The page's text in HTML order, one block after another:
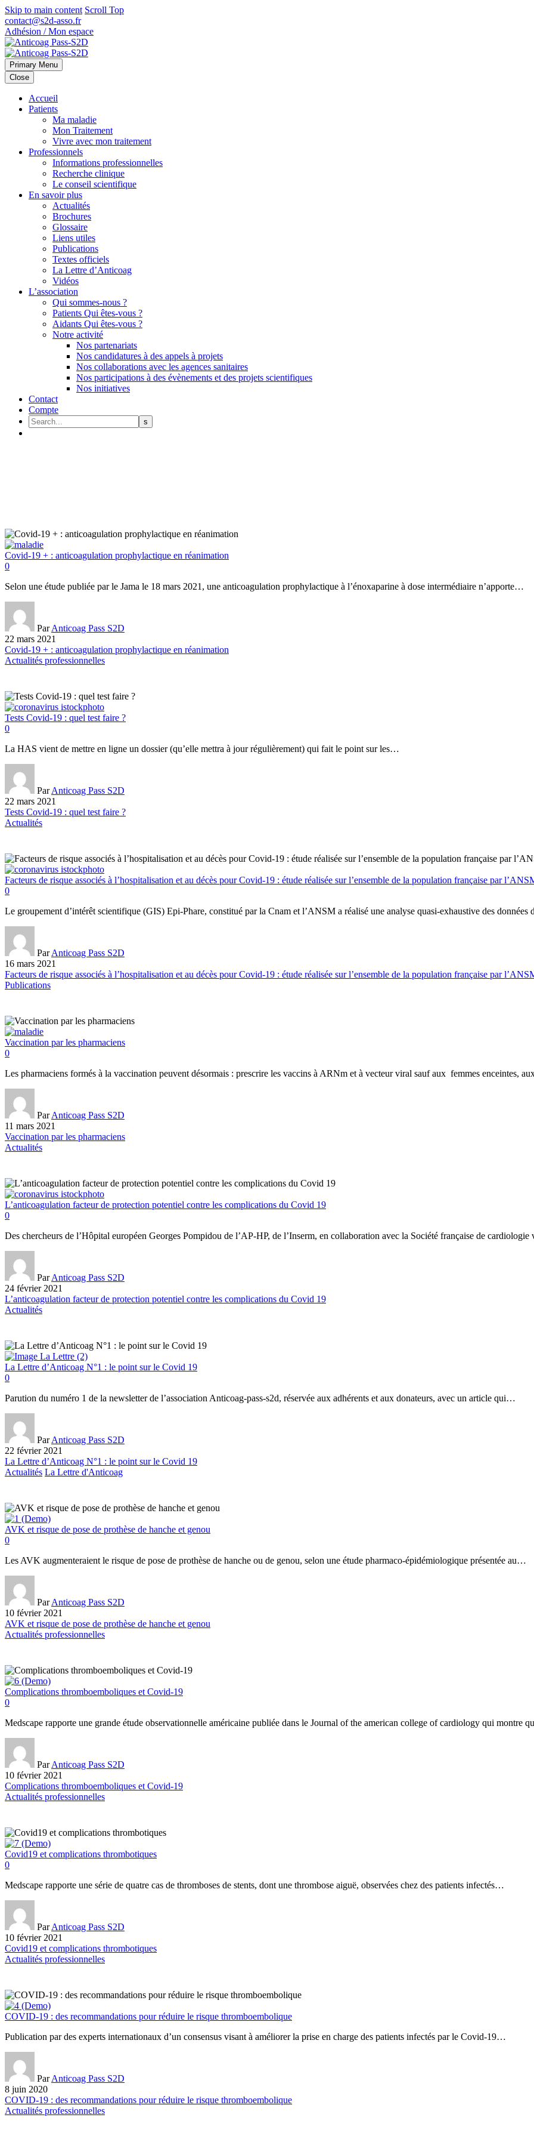
Skip to main content Scroll Top
contact@s2d-asso.fr
Adhésion / Mon espace
Primary Menu
Close
Accueil
Patients
Ma maladie
Mon Traitement
Vivre avec mon traitement
Professionnels
Informations professionnelles
Recherche clinique
Le conseil scientifique
En savoir plus
Actualités
Brochures
Glossaire
Liens utiles
Publications
Textes officiels
La Lettre d’Anticoag
Vidéos
L’association
Qui sommes-nous ?
Patients Qui êtes-vous ?
Aidants Qui êtes-vous ?
Notre activité
Nos partenariats
Nos candidatures à des appels à projets
Nos collaborations avec les agences sanitaires
Nos participations à des évènements et des projets scientifiques
Nos initiatives
Contact
Compte
Covid-19 + : anticoagulation prophylactique en réanimation
0
Selon une étude publiée par le Jama le 18 mars 2021, une anticoagulation prophylactique à l’énoxaparine à dose intermédiaire n’apporte…
ParAnticoag Pass S2D
22 mars 2021
Covid-19 + : anticoagulation prophylactique en réanimation
Actualités professionnelles
Tests Covid-19 : quel test faire ?
0
La HAS vient de mettre en ligne un dossier (qu’elle mettra à jour régulièrement) qui fait le point sur les…
ParAnticoag Pass S2D
22 mars 2021
Tests Covid-19 : quel test faire ?
Actualités
Facteurs de risque associés à l’hospitalisation et au décès pour Covid-19 : étude réalisée sur l’ensemble de la population française par
0
Le groupement d’intérêt scientifique (GIS) Epi-Phare, constitué par la Cnam et l’ANSM a réalisé une analyse quasi-exhaustive des données
ParAnticoag Pass S2D
16 mars 2021
Facteurs de risque associés à l’hospitalisation et au décès pour Covid-19 : étude réalisée sur l’ensemble de la population française par
Publications
Vaccination par les pharmaciens
0
Les pharmaciens formés à la vaccination peuvent désormais : prescrire les vaccins à ARNm et à vecteur viral sauf aux femmes enceintes,
ParAnticoag Pass S2D
11 mars 2021
Vaccination par les pharmaciens
Actualités
L’anticoagulation facteur de protection potentiel contre les complications du Covid 19
0
Des chercheurs de l’Hôpital européen Georges Pompidou de l’AP-HP, de l’Inserm, en collaboration avec la Société française de
ParAnticoag Pass S2D
24 février 2021
L’anticoagulation facteur de protection potentiel contre les complications du Covid 19
Actualités
La Lettre d’Anticoag N°1 : le point sur le Covid 19
0
Parution du numéro 1 de la newsletter de l’association Anticoag-pass-s2d, réservée aux adhérents et aux donateurs, avec un article qui…
ParAnticoag Pass S2D
22 février 2021
La Lettre d’Anticoag N°1 : le point sur le Covid 19
Actualités La Lettre d'Anticoag
AVK et risque de pose de prothèse de hanche et genou
0
Les AVK augmenteraient le risque de pose de prothèse de hanche ou de genou, selon une étude pharmaco-épidémiologique présentée au…
ParAnticoag Pass S2D
10 février 2021
AVK et risque de pose de prothèse de hanche et genou
Actualités professionnelles
Complications thromboemboliques et Covid-19
0
Medscape rapporte une grande étude observationnelle américaine publiée dans le Journal of the american college of cardiology qui montre
ParAnticoag Pass S2D
10 février 2021
Complications thromboemboliques et Covid-19
Actualités professionnelles
Covid19 et complications thrombotiques
0
Medscape rapporte une série de quatre cas de thromboses de stents, dont une thrombose aiguë, observées chez des patients infectés…
ParAnticoag Pass S2D
10 février 2021
Covid19 et complications thrombotiques
Actualités professionnelles
COVID-19 : des recommandations pour réduire le risque thromboembolique
Publication par des experts internationaux d’un consensus visant à améliorer la prise en charge des patients infectés par le Covid-19…
ParAnticoag Pass S2D
8 juin 2020
COVID-19 : des recommandations pour réduire le risque thromboembolique
Actualités professionnelles